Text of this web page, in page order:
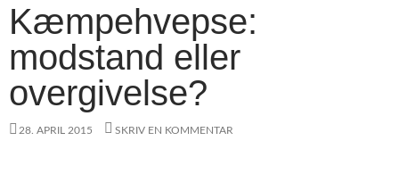
Kæmpehvepse:
modstand eller
overgivelse?
28. APRIL 2015 SKRIV EN KOMMENTAR